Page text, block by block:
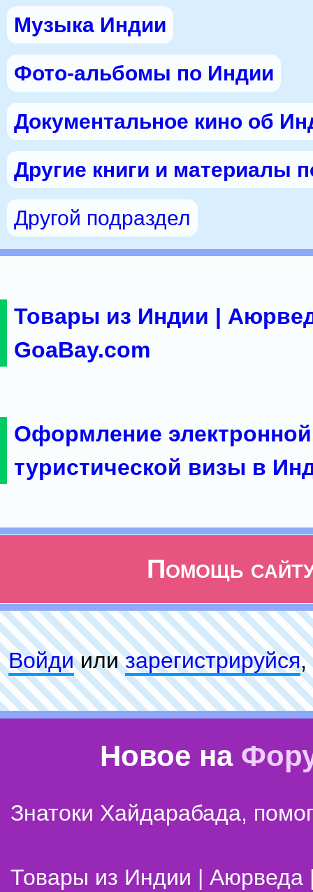
Музыка Индии
Фото-альбомы по Индии
Документальное кино об
Другие книги и материалы
Другой подраздел
Товары из Индии |
GoaBay.com
Оформление электронной
туристической визы в
Помощь
Войдиилизарeгиcтpируйся,
Новое на
Знатоки Хайдарабада,
Товары из Индии | Аюрведа